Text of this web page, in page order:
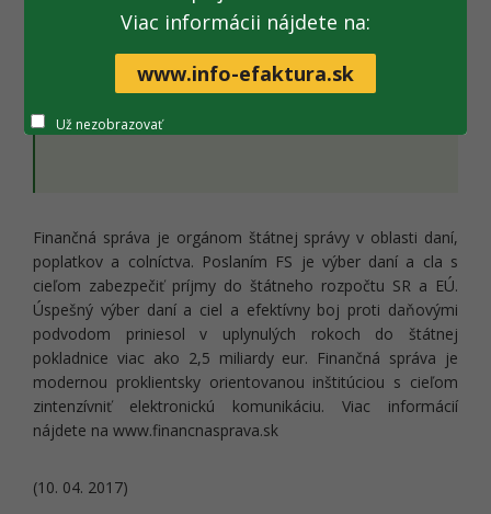
kB; nové okno]
Finančná správa je orgánom štátnej správy v oblasti daní,
poplatkov a colníctva. Poslaním FS je výber daní a cla s
cieľom zabezpečiť príjmy do štátneho rozpočtu SR a EÚ.
Úspešný výber daní a ciel a efektívny boj proti daňovými
podvodom priniesol v uplynulých rokoch do štátnej
pokladnice viac ako 2,5 miliardy eur. Finančná správa je
modernou proklientsky orientovanou inštitúciou s cieľom
zintenzívniť elektronickú komunikáciu. Viac informácií
nájdete na www.financnasprava.sk
(10. 04. 2017)
Viac informácii nájdete na:
www.info-efaktura.sk
Už nezobrazovať